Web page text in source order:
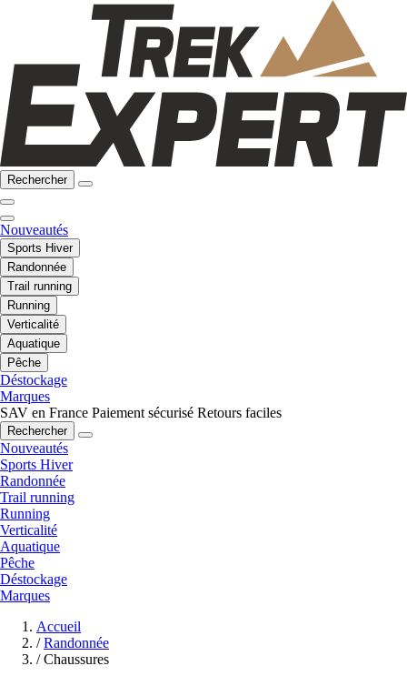
Rechercher
Nouveautés
Sports Hiver
Randonnée
Trail running
Running
Verticalité
Aquatique
Pêche
Déstockage
Marques
SAV en France Paiement sécurisé Retours faciles
Rechercher
Nouveautés
Sports Hiver
Randonnée
Trail running
Running
Verticalité
Aquatique
Pêche
Déstockage
Marques
Accueil
/ Randonnée
/ Chaussures